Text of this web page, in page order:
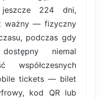
jeszcze 224 dni,
ważny — fizyczny
podczas gdy
niemal
współczesnych
tickets — bilet
kod QR lub